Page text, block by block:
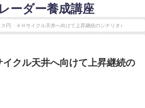
ーダー養成講座
ス円 ４Ｈサイクル天井へ向けて上昇継続のシナリオ♪
クル天井へ向けて上昇継続の